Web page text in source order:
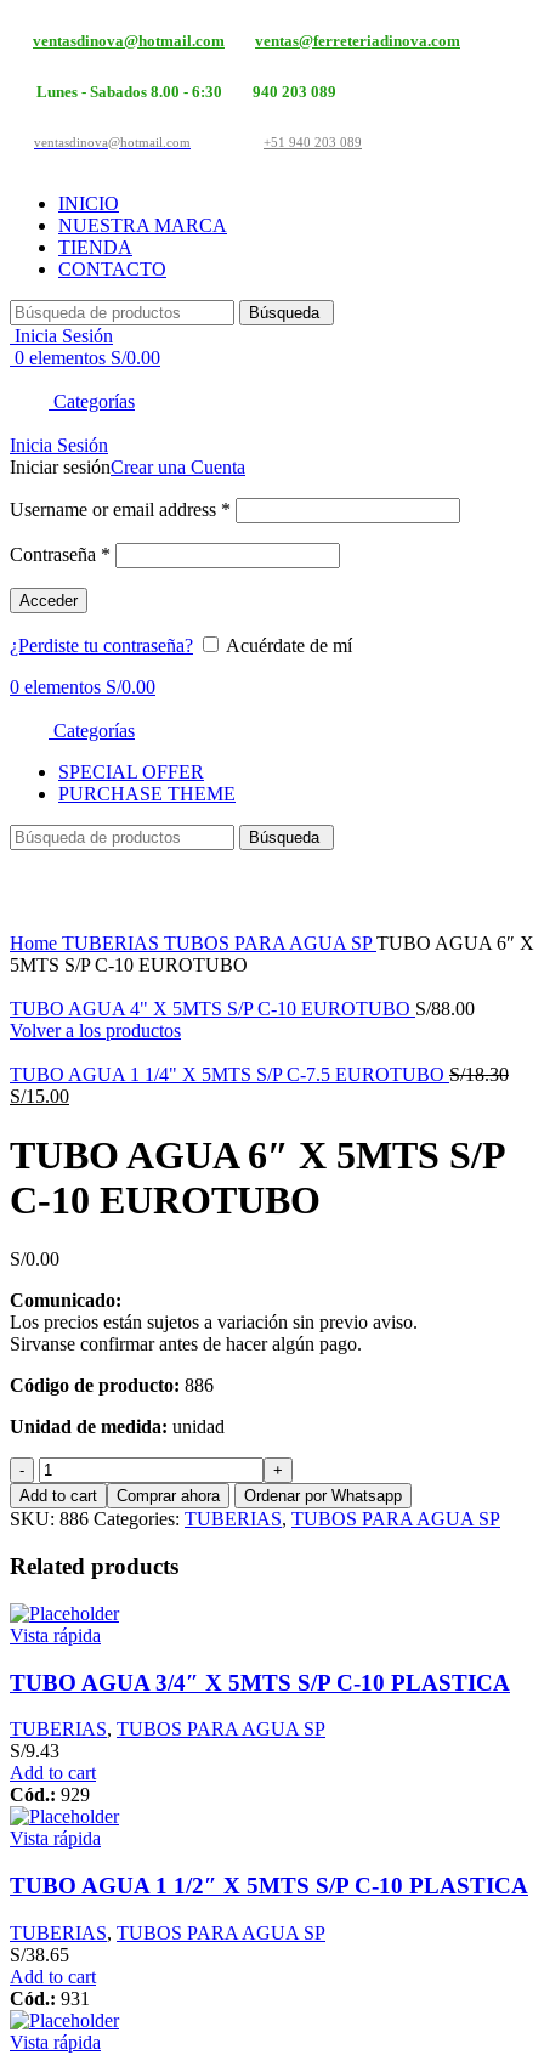
ventasdinova@hotmail.com ventas@ferreteriadinova.com
Lunes - Sabados 8.00 - 6:30 940 203 089
ventasdinova@hotmail.com +51 940 203 089
INICIO
NUESTRA MARCA
TIENDA
CONTACTO
Búsqueda
Inicia Sesión
0 elementos S/0.00
Categorías
Inicia Sesión
Iniciar sesiónCrear una Cuenta
Username or email address *
Contraseña *
Acceder
¿Perdiste tu contraseña?
Acuérdate de mí
0 elementos S/0.00
Categorías
SPECIAL OFFER
PURCHASE THEME
Búsqueda
Home TUBERIAS TUBOS PARA AGUA SPTUBO AGUA 6″ X
5MTS S/P C-10 EUROTUBO
TUBO AGUA 4" X 5MTS S/P C-10 EUROTUBO S/88.00
Volver a los productos
TUBO AGUA 1 1/4" X 5MTS S/P C-7.5 EUROTUBO S/18.30
S/15.00
TUBO AGUA 6″ X 5MTS S/P
C-10 EUROTUBO
S/0.00
Comunicado:
Los precios están sujetos a variación sin previo aviso.
Sirvanse confirmar antes de hacer algún pago.
Código de producto: 886
Unidad de medida: unidad
TUBO
AGUA
6"
X
5MTS
S/P
10
EUROTUBO
Add to cart Comprar ahora Ordenar por Whatsapp
SKU: 886 Categories: TUBERIAS, TUBOS PARA AGUA SP
Related products
Vista rápida
TUBO AGUA 3/4″ X 5MTS S/P C-10 PLASTICA
TUBERIAS, TUBOS PARA AGUA SP
S/9.43
Add to cart
Cód.: 929
Vista rápida
TUBO AGUA 1 1/2″ X 5MTS S/P C-10 PLASTICA
TUBERIAS, TUBOS PARA AGUA SP
S/38.65
Add to cart
Cód.: 931
Vista rápida